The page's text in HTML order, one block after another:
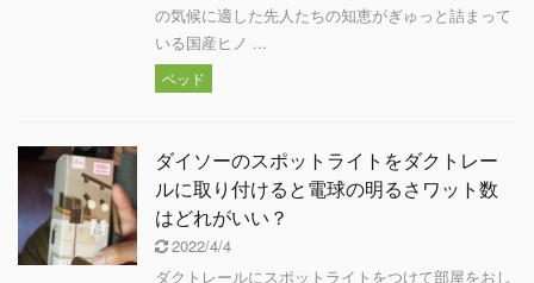
の気候に適した先人たちの知恵がぎゅっと詰まって
いる国産ヒノ ...
ベッド
ダイソーのスポットライトをダクトレー
ルに取り付けると電球の明るさワット数
はどれがいい？
2022/4/4
ダクトレールにスポットライトをつけて部屋をおし